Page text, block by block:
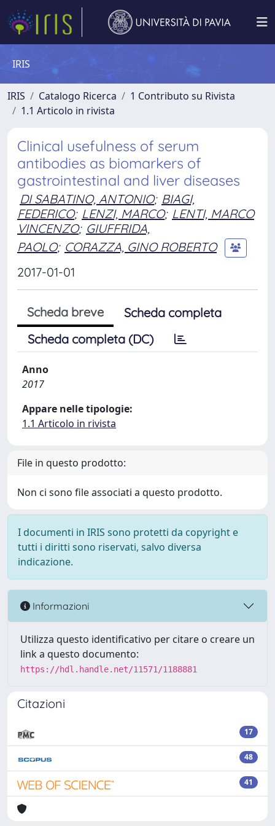
IRIS
IRIS Catalogo Ricerca
1 Contributo su Rivista
1.1 Articolo in rivista
Clinical usefulness of serum
antibodies as biomarkers of
gastrointestinal and liver diseases
DI SABATINO, ANTONIO; BIAGI,
FEDERICO; LENZI, MARCO; LENTI, MARCO
VINCENZO; GIUFFRIDA,
PAOLO; CORAZZA, GINO ROBERTO
2017-01-01
Scheda breve
Scheda completa
Scheda completa (DC)
Anno
2017
Appare nelle tipologie:
1.1 Articolo in rivista
File in questo prodotto:
Non ci sono file associati a questo prodotto.
I documenti in IRIS sono protetti da copyright e
tutti i diritti sono riservati, salvo diversa
indicazione.
Informazioni
Utilizza questo identificativo per citare o creare un
link a questo documento:
https://hdl.handle.net/11571/1188881
Citazioni
17
48
41